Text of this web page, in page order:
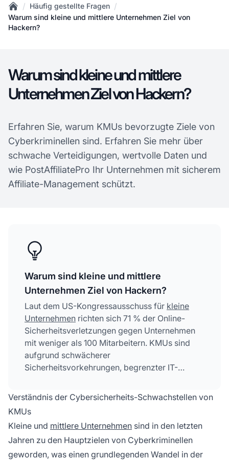
Home
/ Häufig gestellte Fragen /
Warum sind kleine und mittlere Unternehmen Ziel von
Hackern?
Warum sind kleine und mittlere
Unternehmen Ziel von Hackern?
Erfahren Sie, warum KMUs bevorzugte Ziele von
Cyberkriminellen sind. Erfahren Sie mehr über
schwache Verteidigungen, wertvolle Daten und
wie PostAffiliatePro Ihr Unternehmen mit sicherem
Affiliate-Management schützt.
Warum sind kleine und mittlere
Unternehmen Ziel von Hackern?
Laut dem US-Kongressausschuss für kleine
Unternehmen richten sich 71 % der Online-
Sicherheitsverletzungen gegen Unternehmen
mit weniger als 100 Mitarbeitern. KMUs sind
aufgrund schwächerer
Sicherheitsvorkehrungen, begrenzter IT-
Mitarbeiterschulung und der Rentabilität
volumenbasierter Angriffe, bei denen
Cyberkriminelle von vielen Unternehmen
gleichzeitig geringe Zahlungen erpressen,
besonders gefährdet.
Verständnis der Cybersicherheits-Schwachstellen von
KMUs
Kleine und mittlere Unternehmen sind in den letzten
Jahren zu den Hauptzielen von Cyberkriminellen
geworden, was einen grundlegenden Wandel in der